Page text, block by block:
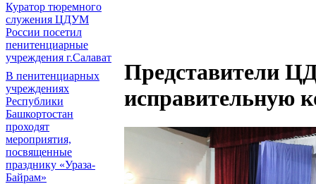
Куратор тюремного
служения ЦДУМ
России посетил
пенитенциарные
учреждения г.Салават
В пенитенциарных
учреждениях
Республики
Башкортостан
проходят
мероприятия,
посвященные
празднику «Ураза-
Байрам»
Представители
исправительную